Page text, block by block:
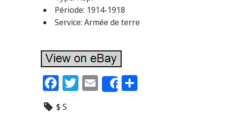
Période: 1914-1918
Service: Armée de terre
F
ac
e
T E
m
Share
$ S